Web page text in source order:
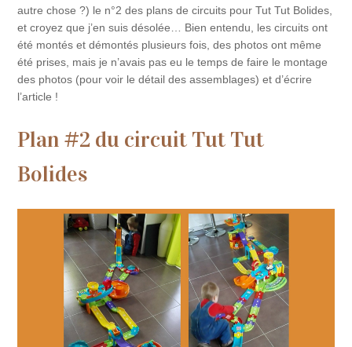
autre chose ?) le n°2 des plans de circuits pour Tut Tut Bolides,
et croyez que j’en suis désolée… Bien entendu, les circuits ont
été montés et démontés plusieurs fois, des photos ont même
été prises, mais je n’avais pas eu le temps de faire le montage
des photos (pour voir le détail des assemblages) et d’écrire
l’article !
Plan #2 du circuit Tut Tut
Bolides